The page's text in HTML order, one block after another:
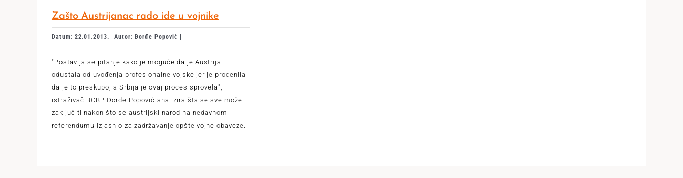
Zašto Austrijanac rado ide u vojnike
Datum: 22.01.2013. Autor: Đorđe Popović |
"Postavlja se pitanje kako je moguće da je Austrija
odustala od uvođenja profesionalne vojske jer je procenila
da je to preskupo, a Srbija je ovaj proces sprovela",
istraživač BCBP Đorđe Popović analizira šta se sve može
zaključiti nakon što se austrijski narod na nedavnom
referendumu izjasnio za zadržavanje opšte vojne obaveze.